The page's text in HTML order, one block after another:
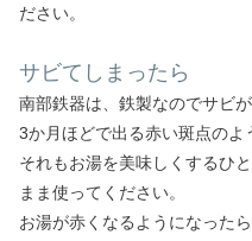
ださい。
サビてしまったら
南部鉄器は、鉄製なのでサビが
3か月ほどで出る赤い斑点のよ
それもお湯を美味しくするひ
まま使ってください。
お湯が赤くなるようになった